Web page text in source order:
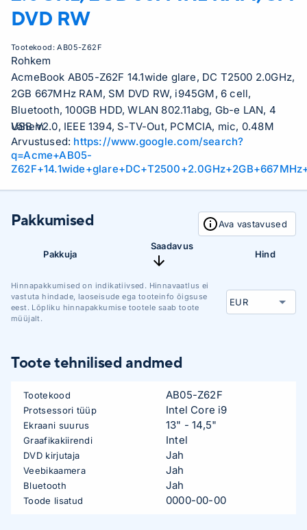
DVD RW
Tootekood:AB05-Z62F
Rohkem
AcmeBook AB05-Z62F 14.1wide glare, DC T2500 2.0GHz,
2GB 667MHz RAM, SM DVD RW, i945GM, 6 cell,
Bluetooth, 100GB HDD, WLAN 802.11abg, Gb-e LAN, 4
USB V2.0, IEEE 1394, S-TV-Out, PCMCIA, mic, 0.48M
camera, 2.5kg
Vähem
Arvustused: https://www.google.com/search?
q=Acme+AB05-
Pakkumised Ava vastavused
Pakkuja
Saadavus
Hind
Hinnapakkumised on indikatiivsed. Hinnavaatlus ei
vastuta hindade, laoseisude ega tooteinfo õigsuse
eest. Lõpliku hinnapakkumise tootele saab toote
müüjalt.
Toote tehnilised andmed
Tootekood AB05-Z62F
Protsessori tüüp Intel Core i9
Ekraani suurus 13" - 14,5"
Graafikakiirendi Intel
DVD kirjutaja Jah
Veebikaamera Jah
Bluetooth Jah
Toode lisatud 0000-00-00